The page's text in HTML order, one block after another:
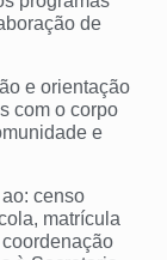
de
e orientação
com o corpo
e
censo
matrícula